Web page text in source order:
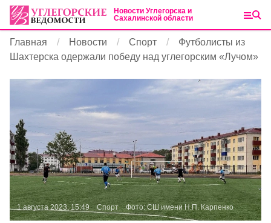
Новости Углегорска и
Сахалинской области
Главная Новости Спорт
Футболисты из
Шахтерска одержали победу над углегорским «Лучом»
1 августа 2023, 15:49 Спорт Фото:СШ имени Н.П. Карпенко